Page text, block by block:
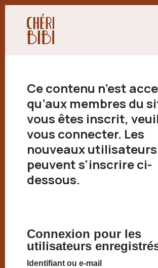
Ce contenu n’est
qu’aux membres du
vous êtes inscrit,
vous connecter. Les
nouveaux utilisateurs
peuvent s'inscrire ci-
dessous.
Connexion pour les
utilisateurs
Identifiant ou e-mail